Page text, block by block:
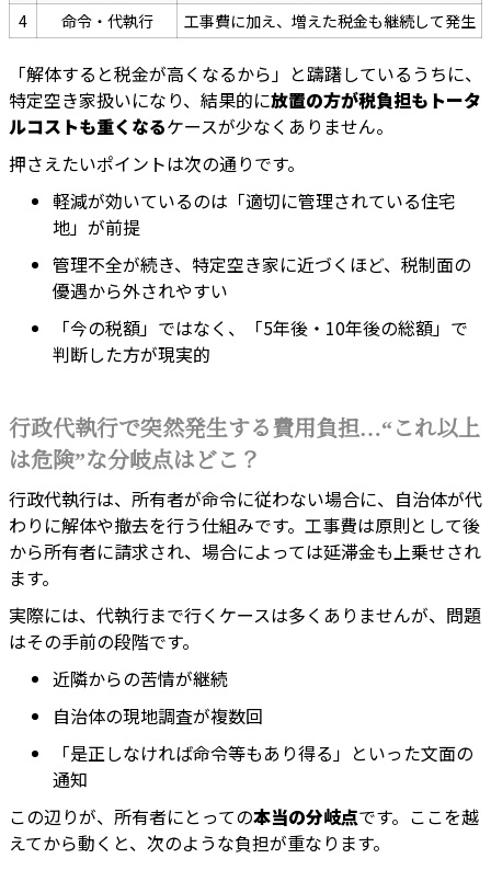
4
命令・代執行 工事費に加え、増えた税金も継続して発生
「解体すると税金が高くなるから」と躊躇しているうちに、
特定空き家扱いになり、結果的に放置の方が税負担もトータ
ルコストも重くなるケースが少なくありません。
押さえたいポイントは次の通りです。
軽減が効いているのは「適切に管理されている住宅
地」が前提
管理不全が続き、特定空き家に近づくほど、税制面の
優遇から外されやすい
「今の税額」ではなく、「5年後・10年後の総額」で
判断した方が現実的
行政代執行で突然発生する費用負担…“これ以上
は危険”な分岐点はどこ？
行政代執行は、所有者が命令に従わない場合に、自治体が代
わりに解体や撤去を行う仕組みです。工事費は原則として後
から所有者に請求され、場合によっては延滞金も上乗せされ
ます。
実際には、代執行まで行くケースは多くありませんが、問題
はその手前の段階です。
近隣からの苦情が継続
自治体の現地調査が複数回
「是正しなければ命令等もあり得る」といった文面の
通知
この辺りが、所有者にとっての本当の分岐点です。ここを越
えてから動くと、次のような負担が重なります。